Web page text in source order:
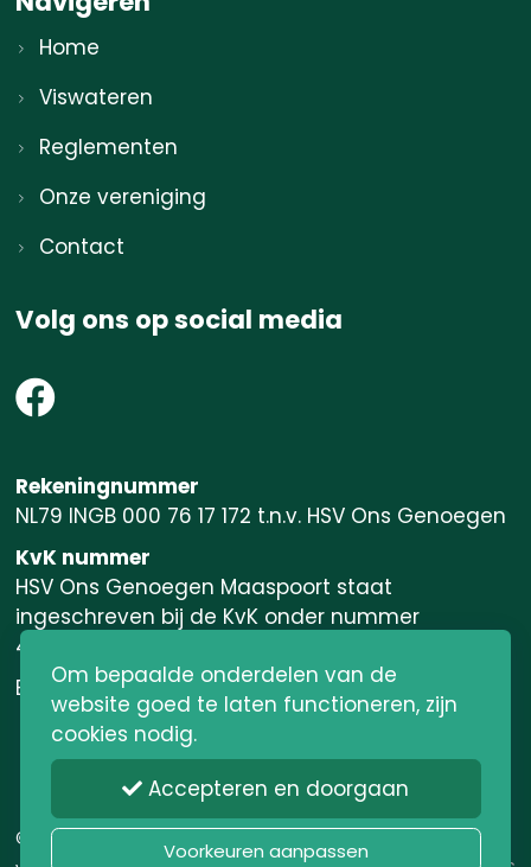
Home
Viswateren
Reglementen
Onze vereniging
Contact
Volg ons op social media
Rekeningnummer
NL79 INGB 000 76 17 172 t.n.v. HSV Ons Genoegen
KvK nummer
HSV Ons Genoegen Maaspoort staat
ingeschreven bij de KvK onder nummer
40216279.
Bekijk hier onzedisclaimer
© 2026 - HSV Ons Genoegen Maaspoort
Om bepaalde onderdelen van de
website goed te laten functioneren, zijn
cookies nodig.
Accepteren en doorgaan
Voorkeuren aanpassen